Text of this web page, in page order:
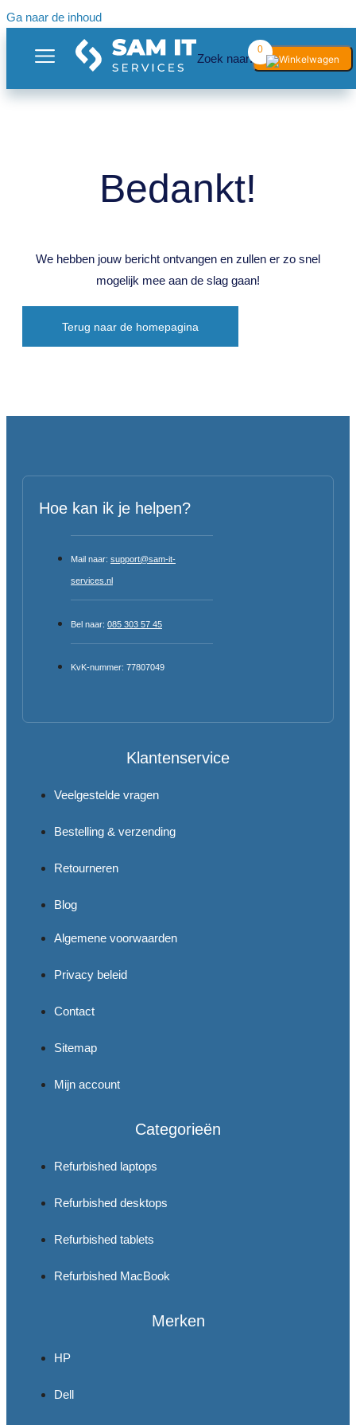
Ga naar de inhoud
Zoek naar:
0
Bedankt!
We hebben jouw bericht ontvangen en zullen er zo snel
mogelijk mee aan de slag gaan!
Terug naar de homepagina
Hoe kan ik je helpen?
Mail naar: support@sam-it-
services.nl
Bel naar: 085 303 57 45
KvK-nummer: 77807049
Klantenservice
Veelgestelde vragen
Bestelling & verzending
Retourneren
Blog
Algemene voorwaarden
Privacy beleid
Contact
Sitemap
Mijn account
Categorieën
Refurbished laptops
Refurbished desktops
Refurbished tablets
Refurbished MacBook
Merken
HP
Dell